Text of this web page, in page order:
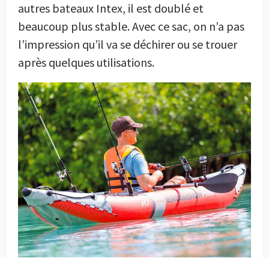
autres bateaux Intex, il est doublé et
beaucoup plus stable. Avec ce sac, on n’a pas
l’impression qu’il va se déchirer ou se trouer
après quelques utilisations.